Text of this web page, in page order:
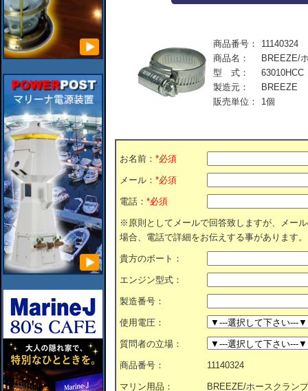
商品番号：
11140324
商品名：
BREEZE/
型 式：
63010HCC
製造元：
BREEZE
販売単位：
1個
お名前： *必須
メール： *必須
電話： *必須
※原則としてメールで回答致しますが、メー
場合、電話で詳細をお伝えする事があります。
貴方のボート：
エンジン型式：
製造番号：
使用電圧：
質問者の立場：
商品番号： 11140324
マリン用品： BREEZE/ホースクラン